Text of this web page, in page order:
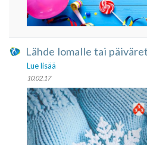
Lähde lomalle tai
Lue lisää
10.02.17